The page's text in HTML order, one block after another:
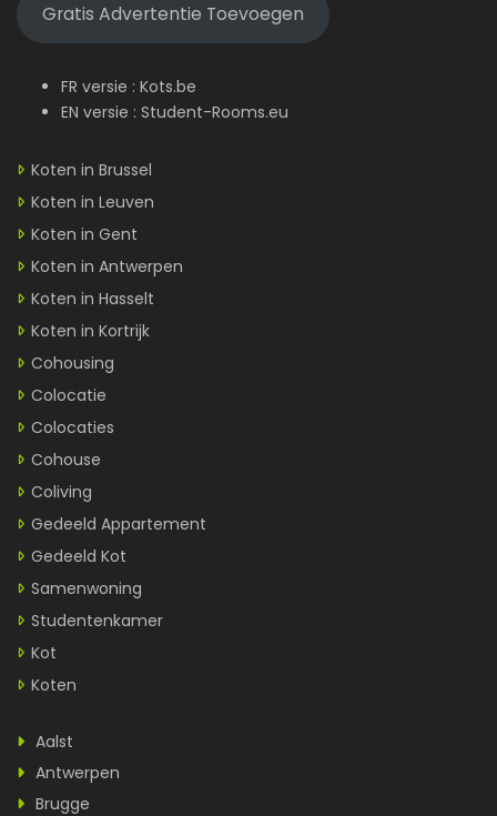
Gratis Advertentie Toevoegen
FR versie : Kots.be
EN versie : Student-Rooms.eu
Koten in Brussel
Koten in Leuven
Koten in Gent
Koten in Antwerpen
Koten in Hasselt
Koten in Kortrijk
Cohousing
Colocatie
Colocaties
Cohouse
Coliving
Gedeeld Appartement
Gedeeld Kot
Samenwoning
Studentenkamer
Kot
Koten
Aalst
Antwerpen
Brugge